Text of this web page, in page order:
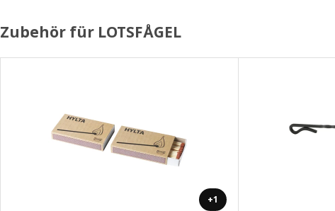
Zubehör für LOTSFÅGEL
+1